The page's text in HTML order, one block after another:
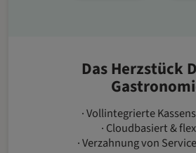
Das Herzstück
· Vollintegrierte
· Cloudbasiert &
· Verzahnung von